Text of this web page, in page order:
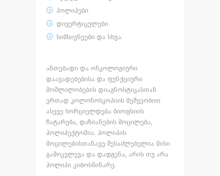
პოლიპები
დივერტიკულები
სიმსივნეები და სხვა.
ანთებადი და ონკოლოგიური
დაავადებებისა და ფუნქციური
მოშლილობების დიაგნოსტიკასთან
ერთად კოლონოსკოპიის მეშვეობით
ასევე ხორციელდება ბიოფსიის
ჩატარება, დაზიანების მოცილება,
პოლიპექტომია. პოლიპის
მოცილებისთანავე შესაძლებელია მისი
გამოკვლევა და დადგენა, არის თუ არა
პოლიპი კიბოსწინარე.